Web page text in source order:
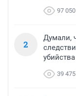
97 050
2
Думали,
39 475